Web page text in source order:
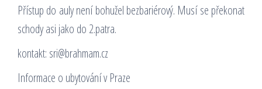
Přístup do auly není bohužel bezbariérový. Musí se překonat
schody asi jako do 2.patra.
kontakt: sri@brahmam.cz
Informace o ubytování v Praze